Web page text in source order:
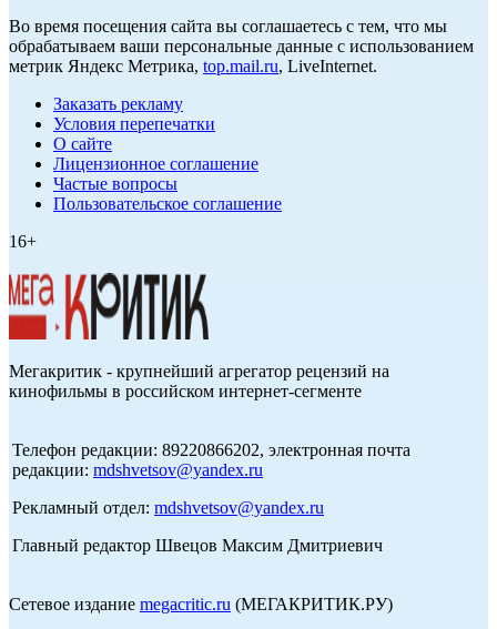
Во время посещения сайта вы соглашаетесь с тем, что мы
обрабатываем ваши персональные данные с использованием
метрик Яндекс Метрика, top.mail.ru, LiveInternet.
Заказать рекламу
Условия перепечатки
О сайте
Лицензионное соглашение
Частые вопросы
Пользовательское соглашение
16+
Мегакритик - крупнейший агрегатор рецензий на
кинофильмы в российском интернет-сегменте
Телефон редакции: 89220866202, электронная почта
редакции: mdshvetsov@yandex.ru
Рекламный отдел: mdshvetsov@yandex.ru
Главный редактор Швецов Максим Дмитриевич
Сетевое издание megacritic.ru (МЕГАКРИТИК.РУ)